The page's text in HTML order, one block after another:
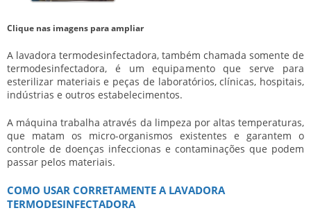
Clique nas imagens para ampliar
A lavadora termodesinfectadora, também chamada somente de
termodesinfectadora, é um equipamento que serve para
esterilizar materiais e peças de laboratórios, clínicas, hospitais,
indústrias e outros estabelecimentos.
A máquina trabalha através da limpeza por altas temperaturas,
que matam os micro-organismos existentes e garantem o
controle de doenças infeccionas e contaminações que podem
passar pelos materiais.
COMO USAR CORRETAMENTE A LAVADORA
TERMODESINFECTADORA